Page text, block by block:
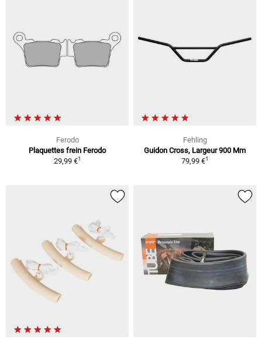
Ferodo
Plaquettes frein Ferodo
29,99 €1
Fehling
Guidon Cross, Largeur 900 Mm
79,99 €1